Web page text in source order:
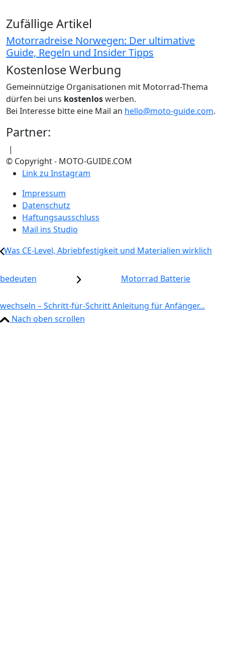
Zufällige Artikel
Motorradreise Norwegen: Der ultimative
Guide, Regeln und Insider Tipps
Kostenlose Werbung
Gemeinnützige Organisationen mit Motorrad-Thema
dürfen bei uns kostenloswerben.
Bei Interesse bitte eine Mail an hello@moto-guide.com.
Partner:
|
© Copyright - MOTO-GUIDE.COM
Link zu Instagram
Impressum
Datenschutz
Haftungsausschluss
Mail ins Studio
Was CE-Level, Abriebfestigkeit und Materialien wirklich
bedeuten Motorrad Batterie
wechseln – Schritt-für-Schritt Anleitung für Anfänger...
Nach oben scrollen